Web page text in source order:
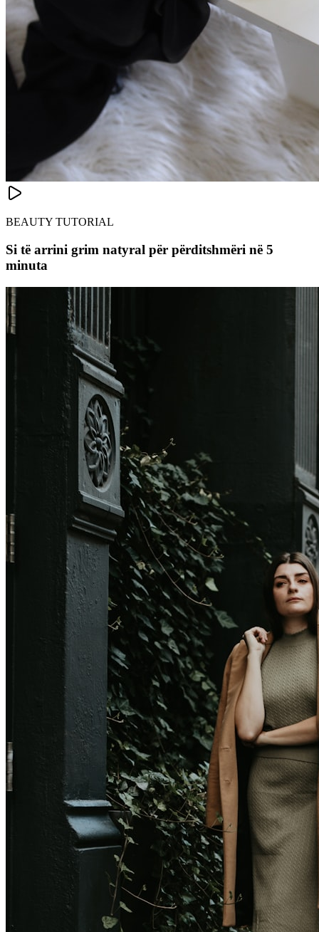
BEAUTY TUTORIAL
Si të arrini grim natyral për përditshmëri në 5
minuta